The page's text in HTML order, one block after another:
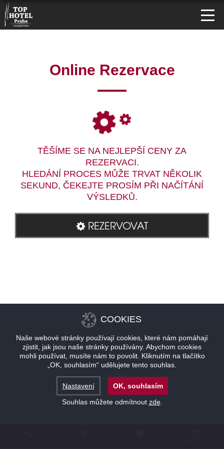
Online Rezervace
TĚŠÍME SE NA NEJLEPŠÍ CENY ZA
REZERVACI.
HLEDÁNÍ PROCES MŮŽE TRVAT NĚKOLIK
SEKUND, ČEKEJTE PROSÍM PŘI NAČÍTÁNÍ
VÝSLEDKŮ.
REZERVOVAT
COOKIES
Naše webové stránky používají cookies, které nám pomáhají
zjistit, jak jsou naše stránky používány. Abychom cookies
mohli používat, musíte nám to povolit. Kliknutím na tlačítko
„OK, souhlasím“ udělujete tento souhlas.
Nastavení
OK, souhlasím
Souhlas můžete odmítnout zde.